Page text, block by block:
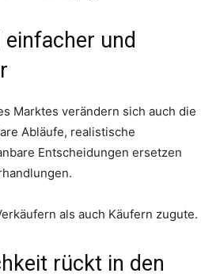
und
Marktes verändern sich auch die
Abläufe, realistische
Entscheidungen ersetzen
als auch Käufern zugute.
rückt in den